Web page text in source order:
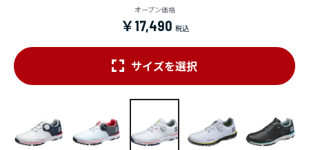
オープン価格
￥17,490
サイズを選択